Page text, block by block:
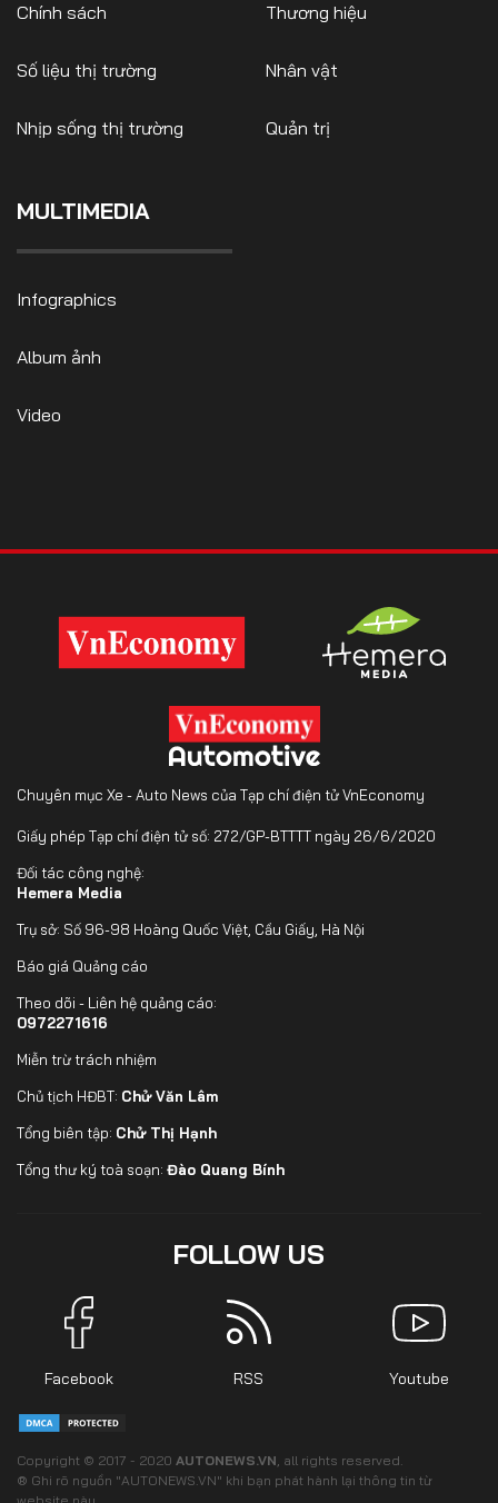
Chính sách
Số liệu thị trường
Nhịp sống thị trường
Thương hiệu
Nhân vật
Quản trị
MULTIMEDIA
Infographics
Album ảnh
Video
Chuyên mục Xe - Auto News của Tạp chí điện tử VnEconomy
Giấy phép Tạp chí điện tử số: 272/GP-BTTTT ngày 26/6/2020
Đối tác công nghệ:
Hemera Media
Trụ sở: Số 96-98 Hoàng Quốc Việt, Cầu Giấy, Hà Nội
Báo giá Quảng cáo
Theo dõi - Liên hệ quảng cáo:
0972271616
Miễn trừ trách nhiệm
Chủ tịch HĐBT: Chử Văn Lâm
Tổng biên tập: Chử Thị Hạnh
Tổng thư ký toà soạn: Đào Quang Bính
FOLLOW US
Facebook RSS Youtube
Copyright © 2017 - 2020 AUTONEWS.VN , all rights reserved.
® Ghi rõ nguồn "AUTONEWS.VN" khi bạn phát hành lại thông tin từ